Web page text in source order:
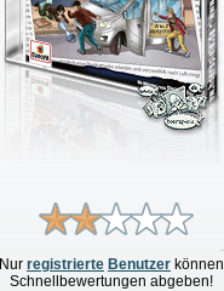
Nur registrierte Benutzer können
Schnellbewertungen abgeben!